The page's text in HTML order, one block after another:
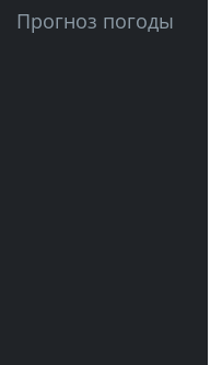
Прогноз погоды